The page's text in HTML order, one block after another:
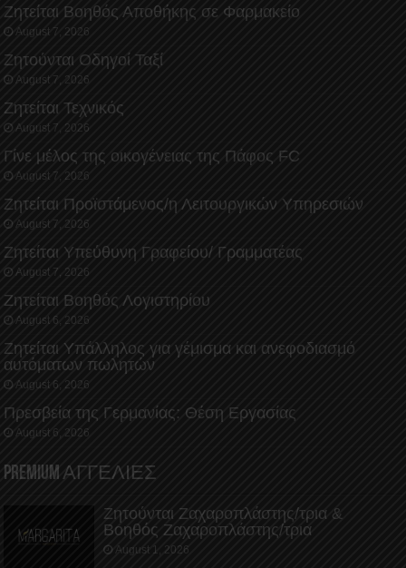
Ζητείται Βοηθός Αποθήκης σε Φαρμακείο
August 7, 2026
Ζητούνται Οδηγοί Ταξί
August 7, 2026
Ζητείται Τεχνικός
August 7, 2026
Γίνε μέλος της οικογένειας της Πάφος FC
August 7, 2026
Ζητείται Προϊστάμενος/η Λειτουργικών Υπηρεσιών
August 7, 2026
Ζητείται Υπεύθυνη Γραφείου/ Γραμματέας
August 7, 2026
Ζητείται Βοηθός Λογιστηρίου
August 6, 2026
Ζητείται Υπάλληλος για γέμισμα και ανεφοδιασμό
αυτόματων πωλητών
August 6, 2026
Πρεσβεία της Γερμανίας: Θέση Εργασίας
August 6, 2026
PREMIUM ΑΓΓΕΛΙΕΣ
Ζητούνται Ζαχαροπλάστης/τρια &
Βοηθός Ζαχαροπλάστης/τρια
August 1, 2026